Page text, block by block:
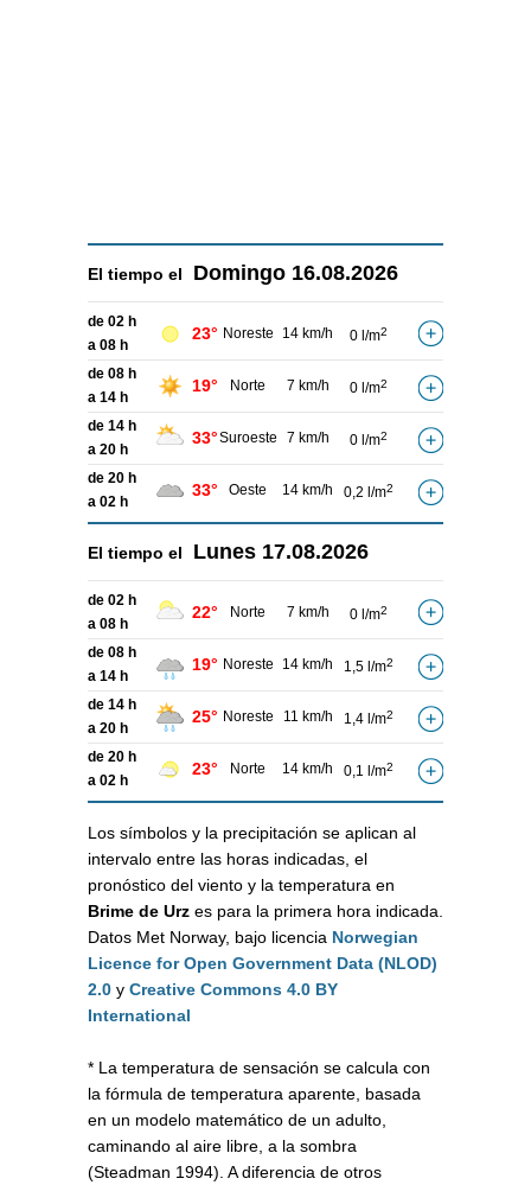
El tiempo el Domingo 16.08.2026
de 02 h
a 08 h
23° Noreste 14 km/h 0 l/m2
de 08 h
a 14 h
19° Norte 7 km/h 0 l/m2
de 14 h
a 20 h
33°Suroeste 7 km/h 0 l/m2
de 20 h
a 02 h
33° Oeste 14 km/h 0,2 l/m2
El tiempo el Lunes 17.08.2026
de 02 h
a 08 h
22° Norte 7 km/h 0 l/m2
de 08 h
a 14 h
19° Noreste 14 km/h 1,5 l/m2
de 14 h
a 20 h
25° Noreste 11 km/h 1,4 l/m2
de 20 h
a 02 h
23° Norte 14 km/h 0,1 l/m2
Los símbolos y la precipitación se aplican al
intervalo entre las horas indicadas, el
pronóstico del viento y la temperatura en
Brime de Urz es para la primera hora indicada.
Datos Met Norway, bajo licencia Norwegian
Licence for Open Government Data (NLOD)
2.0 y Creative Commons 4.0 BY
International
* La temperatura de sensación se calcula con
la fórmula de temperatura aparente, basada
en un modelo matemático de un adulto,
caminando al aire libre, a la sombra
(Steadman 1994). A diferencia de otros